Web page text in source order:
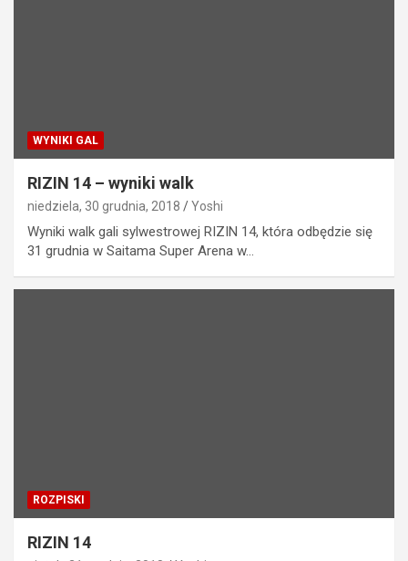
WYNIKI GAL
RIZIN 14 – wyniki walk
niedziela, 30 grudnia, 2018 Yoshi
Wyniki walk gali sylwestrowej RIZIN 14, która odbędzie się
31 grudnia w Saitama Super Arena w…
ROZPISKI
RIZIN 14